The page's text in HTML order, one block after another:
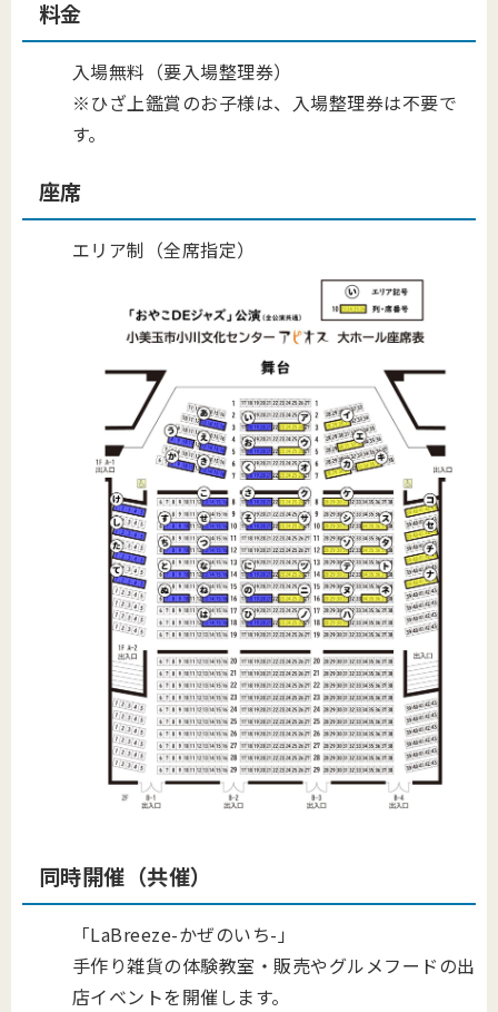
料金
入場無料（要入場整理券）
※ひざ上鑑賞のお子様は、入場整理券は不要で
す。
座席
エリア制（全席指定）
同時開催（共催）
「LaBreeze-かぜのいち-」
手作り雑貨の体験教室・販売やグルメフードの出
店イベントを開催します。